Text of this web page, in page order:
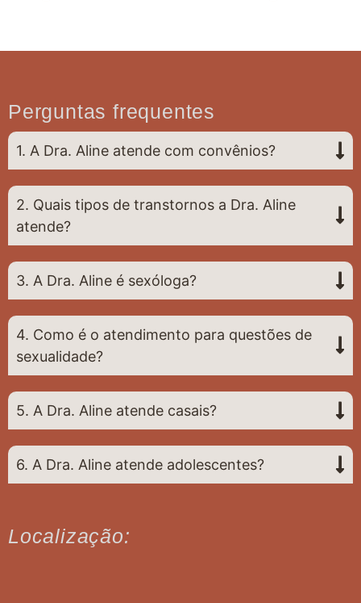
Perguntas frequentes
1. A Dra. Aline atende com convênios?
2. Quais tipos de transtornos a Dra. Aline
atende?
3. A Dra. Aline é sexóloga?
4. Como é o atendimento para questões de
sexualidade?
5. A Dra. Aline atende casais?
6. A Dra. Aline atende adolescentes?
Localização: